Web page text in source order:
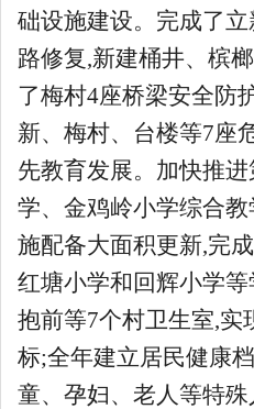
础设施建设。完成了
路修复,新建桶井、槟
了梅村4座桥梁安全防
新、梅村、台楼等7座
先教育发展。加快推
学、金鸡岭小学综合
施配备大面积更新,完
红塘小学和回辉小学
抱前等7个村卫生室,实
标;全年建立居民健康
童、孕妇、老人等特